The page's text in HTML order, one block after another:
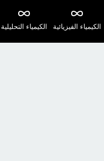
الكيمياء التحليلية الكيمياء الفيزيائية